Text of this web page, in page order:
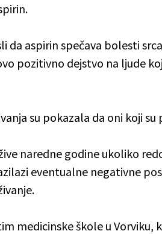
da aspirin spečava bolesti
pozitivno dejstvo na ljude
su pokazala da oni koji
naredne godine ukoliko
eventualne negativne
medicinske škole u Vorviku,